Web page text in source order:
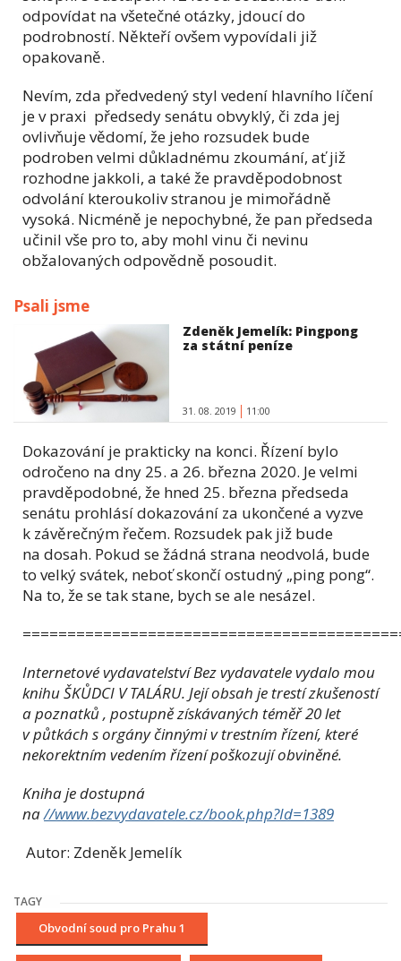
odpovídat na všetečné otázky, jdoucí do
podrobností. Někteří ovšem vypovídali již
opakovaně.
Nevím, zda předvedený styl vedení hlavního líčení
je v praxi předsedy senátu obvyklý, či zda jej
ovlivňuje vědomí, že jeho rozsudek bude
podroben velmi důkladnému zkoumání, ať již
rozhodne jakkoli, a také že pravděpodobnost
odvolání kteroukoliv stranou je mimořádně
vysoká. Nicméně je nepochybné, že pan předseda
učinil vše pro to, aby mohl vinu či nevinu
obžalovaných odpovědně posoudit.
Psali jsme
Zdeněk Jemelík: Pingpong
za státní peníze
31. 08. 2019 11:00
Dokazování je prakticky na konci. Řízení bylo
odročeno na dny 25. a 26. března 2020. Je velmi
pravděpodobné, že hned 25. března předseda
senátu prohlásí dokazování za ukončené a vyzve
k závěrečným řečem. Rozsudek pak již bude
na dosah. Pokud se žádná strana neodvolá, bude
to velký svátek, neboť skončí ostudný „ping pong“.
Na to, že se tak stane, bych se ale nesázel.
Internetové vydavatelství Bez vydavatele vydalo mou
knihu ŠKŮDCI V TALÁRU. Její obsah je trestí zkušeností
a poznatků , postupně získávaných téměř 20 let
v půtkách s orgány činnými v trestním řízení, které
nekorektním vedením řízení poškozují obviněné.
Kniha je dostupná
na//www.bezvydavatele.cz/book.php?Id=1389
Autor: Zdeněk Jemelík
TAGY
Obvodní soud pro Prahu 1